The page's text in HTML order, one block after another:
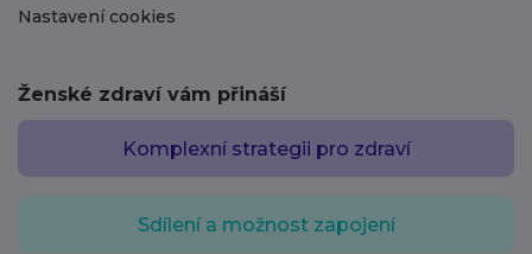
Nastavení cookies
Ženské zdraví vám přináší
Komplexní strategii pro zdraví
Sdílení a možnost zapojení